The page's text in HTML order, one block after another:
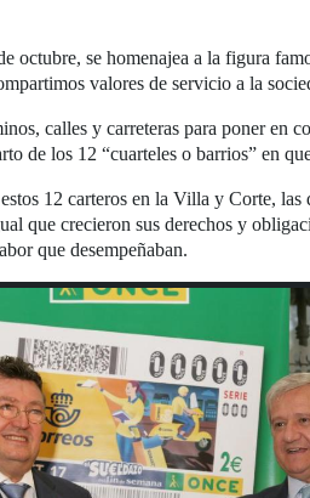
octubre, se homenajea a la figura
valores de servicio a la
calles y carreteras para poner en
de los 12 “cuarteles o barrios” en
12 carteros en la Villa y Corte,
que crecieron sus derechos y
que desempeñaban.